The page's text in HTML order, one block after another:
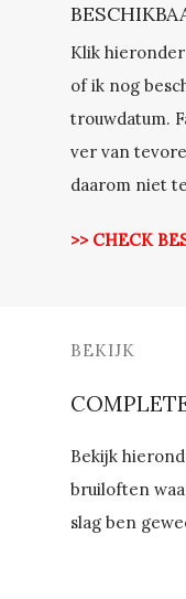
Klik
of ik nog
trouwdatum.
ver van
daarom niet
>> CHECK
BEKIJK
Bekijk
bruiloften
slag ben